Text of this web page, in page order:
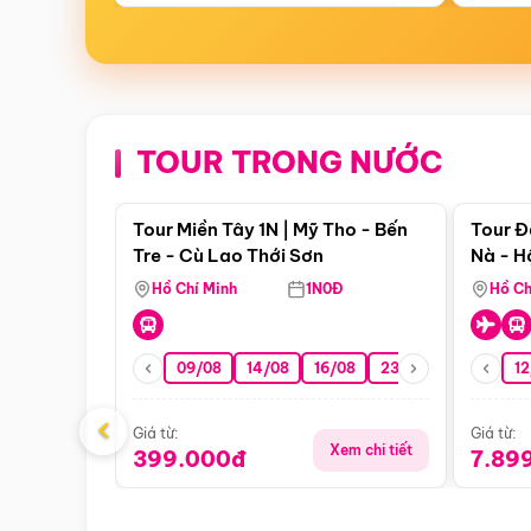
TOUR TRONG NƯỚC
Điểm nổi bật
Tour Miền Tây 1N | Mỹ Tho - Bến
Tre - Cù Lao Thới Sơn
Hồ Chí Minh 1N0Đ
09/08 14/08 16/08 23/08 30/08
Giá từ:
399.000đ Xem chi tiết
Tour
Nà -
Nha
Hồ
Giá từ:
‹